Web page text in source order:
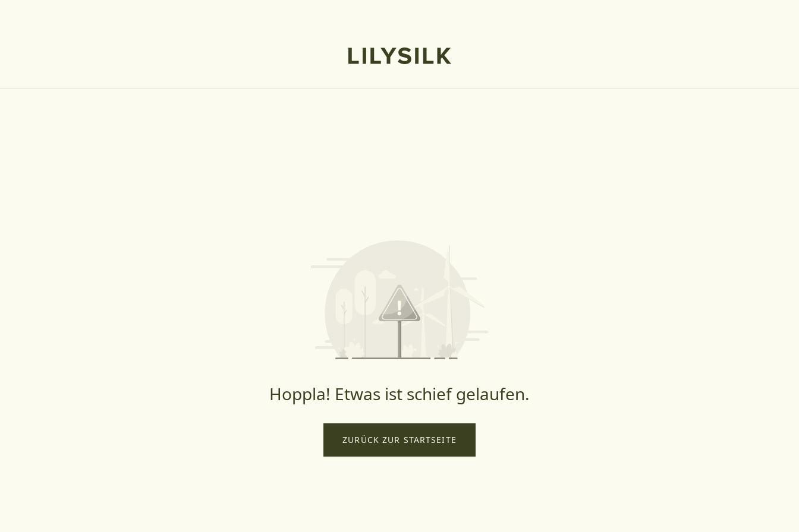
Hoppla! Etwas ist schief gelaufen.
ZURÜCK ZUR STARTSEITE